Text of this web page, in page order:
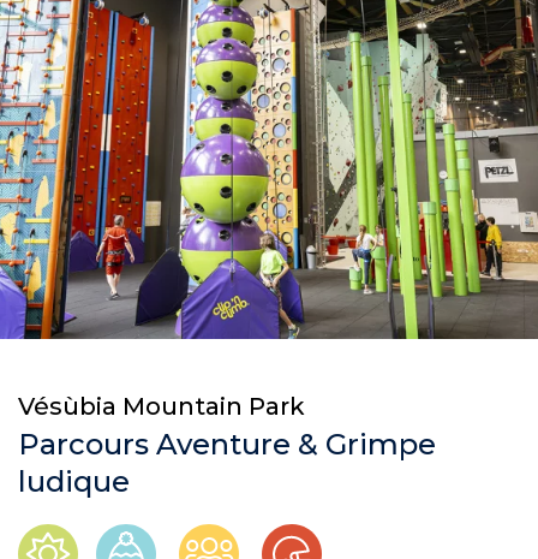
Vésùbia Mountain Park
Parcours Aventure & Grimpe
ludique